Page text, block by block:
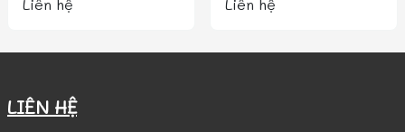
Liên hệ Liên hệ
LIÊN HỆ